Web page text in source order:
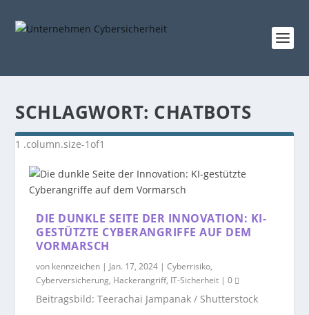
SCHLAGWORT: CHATBOTS
DIE DUNKLE SEITE DER INNOVATION: KI-
GESTÜTZTE CYBERANGRIFFE AUF DEM
VORMARSCH
von kennzeichen | Jan. 17, 2024 |Cyberrisiko,
Cyberversicherung, Hackerangriff, IT-Sicherheit |0
Beitragsbild: Teerachai Jampanak / Shutterstock